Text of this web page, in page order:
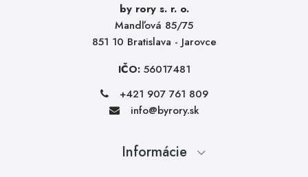
by rory s. r. o.
Mandľová 85/75
851 10 Bratislava - Jarovce
IČO: 56017481
+421 907 761 809
info@byrory.sk
Informácie